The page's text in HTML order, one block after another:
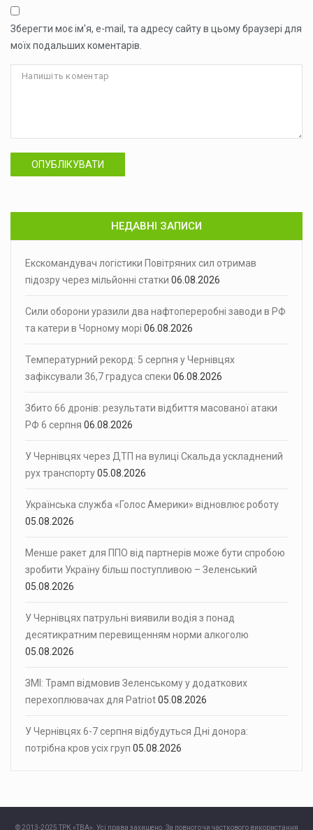
Зберегти моє ім'я, e-mail, та адресу сайту в цьому браузері для
моїх подальших коментарів.
ОПУБЛІКУВАТИ
НЕДАВНІ ЗАПИСИ
Екскомандувач логістики Повітряних сил отримав
підозру через мільйонні статки 06.08.2026
Сили оборони уразили два нафтопереробні заводи в РФ
та катери в Чорному морі 06.08.2026
Температурний рекорд: 5 серпня у Чернівцях
зафіксували 36,7 градуса спеки 06.08.2026
Збито 66 дронів: результати відбиття масованої атаки
РФ 6 серпня 06.08.2026
У Чернівцях через ДТП на вулиці Скальда ускладнений
рух транспорту05.08.2026
Українська служба «Голос Америки» відновлює роботу
05.08.2026
Менше ракет для ППО від партнерів може бути спробою
зробити Україну більш поступливою – Зеленський
05.08.2026
У Чернівцях патрульні виявили водія з понад
десятикратним перевищенням норми алкоголю
05.08.2026
ЗМІ: Трамп відмовив Зеленському у додаткових
перехоплювачах для Patriot05.08.2026
У Чернівцях 6-7 серпня відбудуться Дні донора:
потрібна кров усіх груп 05.08.2026
© 2013-2025 ТРК «ТВА». Усі права захищено. За повного чи часткового використання